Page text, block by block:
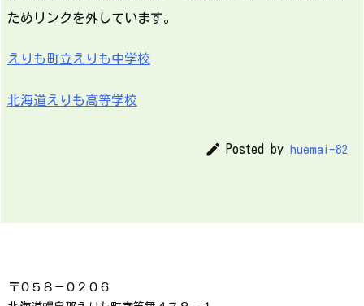
ためリンクを外しています。
えりも町立えりも中学校
北海道えりも高等学校
 Posted by huemai-82
〒０５８－０２０６